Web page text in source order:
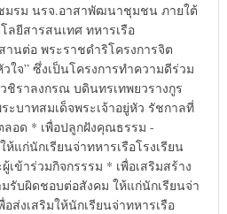
มรม นรจ.อาสาพัฒนาชุมชน ภายใต้
ลยีสารสนเทศ ทหารเรือ
านต่อ พระราชดำริโครงการจิต
ใจ” ซึ่งเป็นโครงการทำความดีร่วม
ชิราลงกรณ บดินทรเทพยวรางกูร
ะบาทสมเด็จพระเจ้าอยู่หัว รัชกาลที่
อด * เพื่อปลูกฝังคุณธรรม -
แก่นักเรียนจ่าทหารเรือโรงเรียน
ข้าร่วมกิจกรรรม * เพื่อเสริมสร้าง
รับผิดชอบต่อสังคม ให้แก่นักเรียนจ่า
ส่งเสริมให้นักเรียนจ่าทหารเรือ